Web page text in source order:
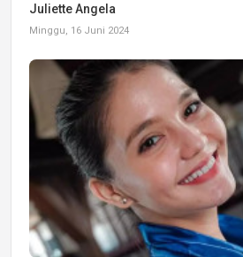
Juliette Angela
Minggu, 16 Juni 2024